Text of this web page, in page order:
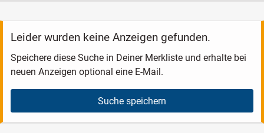
Leider wurden keine Anzeigen gefunden.
Speichere diese Suche in Deiner Merkliste und erhalte bei
neuen Anzeigen optional eine E-Mail.
Suche speichern